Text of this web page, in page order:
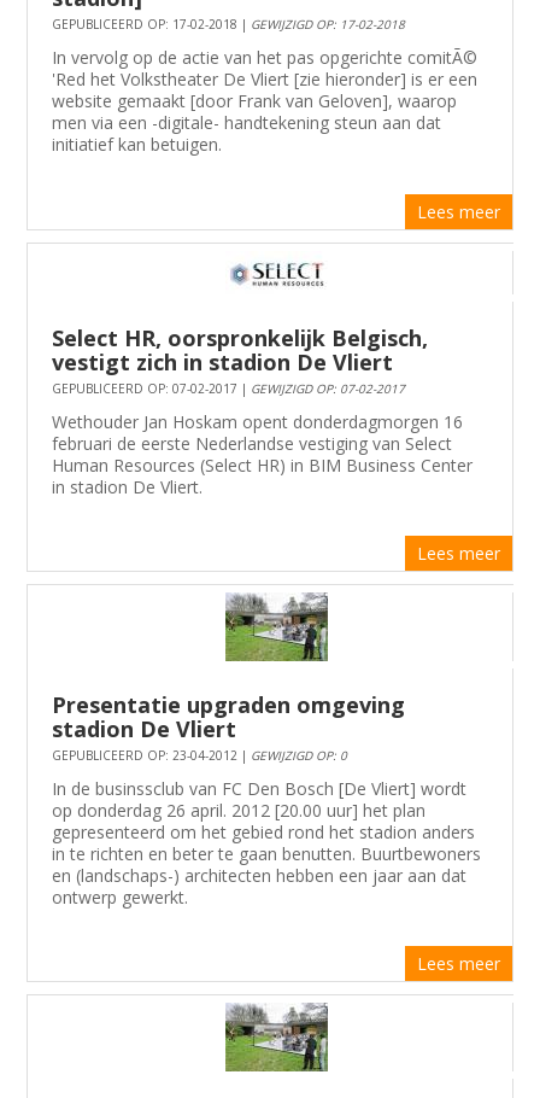
GEPUBLICEERD OP: 17-02-2018 | GEWIJZIGD OP: 17-02-2018
In vervolg op de actie van het pas opgerichte comitÃ©
'Red het Volkstheater De Vliert [zie hieronder] is er een
website gemaakt [door Frank van Geloven], waarop
men via een -digitale- handtekening steun aan dat
initiatief kan betuigen.
Lees meer
Select HR, oorspronkelijk Belgisch,
vestigt zich in stadion De Vliert
GEPUBLICEERD OP: 07-02-2017 | GEWIJZIGD OP: 07-02-2017
Wethouder Jan Hoskam opent donderdagmorgen 16
februari de eerste Nederlandse vestiging van Select
Human Resources (Select HR) in BIM Business Center
in stadion De Vliert.
Lees meer
Presentatie upgraden omgeving
stadion De Vliert
GEPUBLICEERD OP: 23-04-2012 | GEWIJZIGD OP: 0
In de businssclub van FC Den Bosch [De Vliert] wordt
op donderdag 26 april. 2012 [20.00 uur] het plan
gepresenteerd om het gebied rond het stadion anders
in te richten en beter te gaan benutten. Buurtbewoners
en (landschaps-) architecten hebben een jaar aan dat
ontwerp gewerkt.
Lees meer